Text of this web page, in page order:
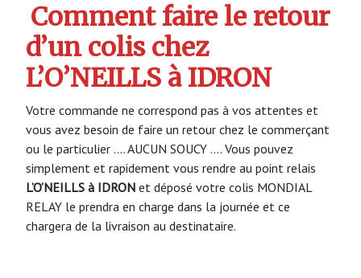
Comment faire le retour
d’un colis chez
L’O’NEILLS à IDRON
Votre commande ne correspond pas à vos attentes et
vous avez besoin de faire un retour chez le commerçant
ou le particulier …. AUCUN SOUCY …. Vous pouvez
simplement et rapidement vous rendre au point relais
L’O’NEILLS à IDRON et déposé votre colis MONDIAL
RELAY le prendra en charge dans la journée et ce
chargera de la livraison au destinataire.